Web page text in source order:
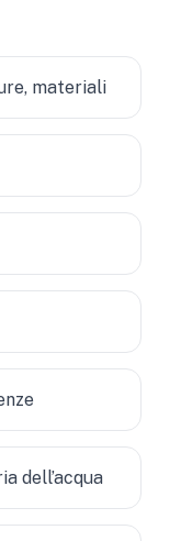
materiali
dell’acqua